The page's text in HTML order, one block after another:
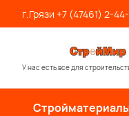
г.Грязи +7 (47461) 2-
У нас есть все для